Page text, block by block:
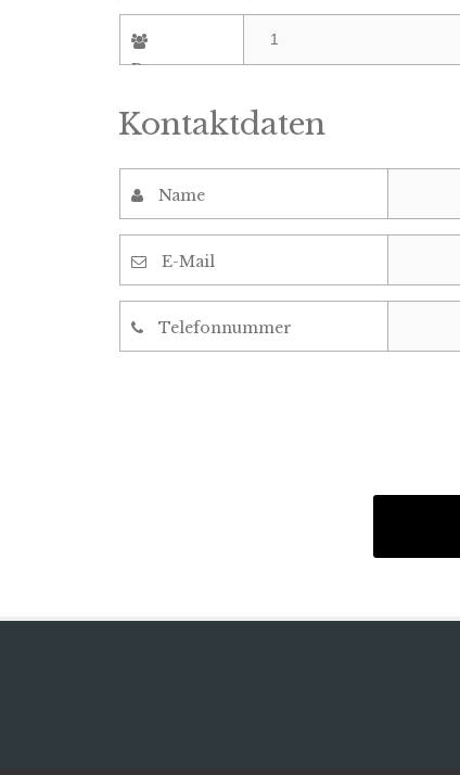
Personen
Kontaktdaten
Name
E-Mail
Telefonnummer